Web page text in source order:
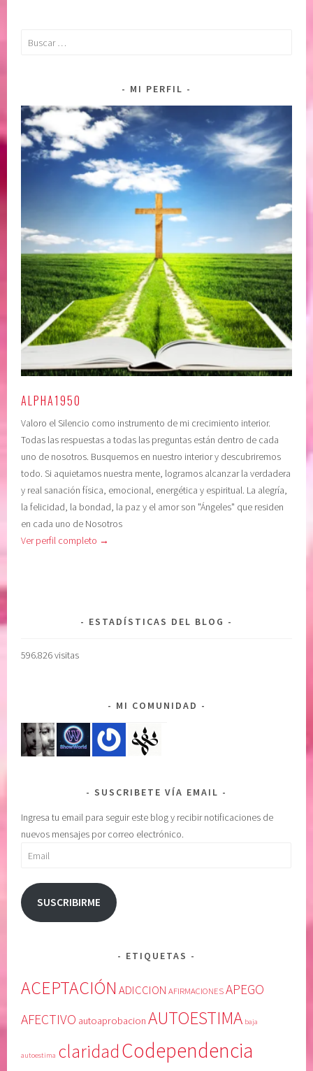
Buscar:
MI PERFIL
ALPHA1950
Valoro el Silencio como instrumento de mi crecimiento interior.
Todas las respuestas a todas las preguntas están dentro de cada
uno de nosotros. Busquemos en nuestro interior y descubriremos
todo. Si aquietamos nuestra mente, logramos alcanzar la verdadera
y real sanación física, emocional, energética y espiritual. La alegría,
la felicidad, la bondad, la paz y el amor son "Ángeles" que residen
en cada uno de Nosotros
Ver perfil completo →
ESTADÍSTICAS DEL BLOG
596.826 visitas
MI COMUNIDAD
SUSCRIBETE VÍA EMAIL
Ingresa tu email para seguir este blog y recibir notificaciones de
nuevos mensajes por correo electrónico.
Email
SUSCRIBIRME
ETIQUETAS
ACEPTACIÓN ADICCION AFIRMACIONES APEGO
AFECTIVO autoaprobacion AUTOESTIMA baja
autoestima claridadCodependencia